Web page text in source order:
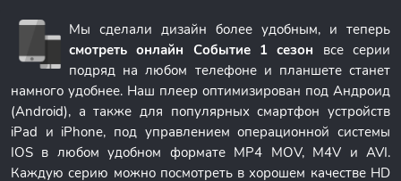
Мы сделали дизайн более удобным, и теперь
смотреть онлайн Событие 1 сезон все серии
подряд на любом телефоне и планшете станет
намного удобнее. Наш плеер оптимизирован под Андроид
(Android), а также для популярных смартфон устройств
iPad и iPhone, под управлением операционной системы
IOS в любом удобном формате MP4 MOV, M4V и AVI.
Каждую серию можно посмотреть в хорошем качестве HD